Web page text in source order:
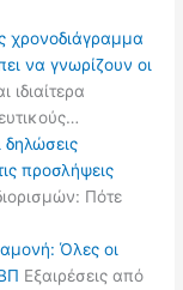
χρονοδιάγραμμα
να γνωρίζουν οι
ιδιαίτερα
δηλώσεις
προσλήψεις
Πότε
Όλες οι
Εξαιρέσεις από